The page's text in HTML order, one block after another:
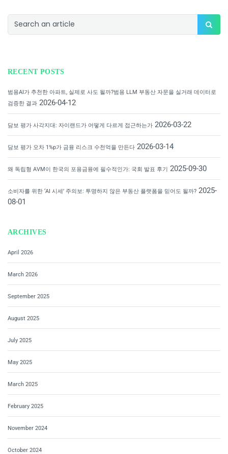
RECENT POSTS
범용AI가 추천한 아파트, 실제로 사도 될까?범용 LLM 부동산 자문을 실거래 데이터로
검증한 결과 2026-04-12
담보 평가 사각지대: 자이랜드가 어떻게 다르게 접근하는가 2026-03-22
담보 평가 오차 1%p가 금융 리스크 수천억을 만든다 2026-03-14
왜 독립형 AVM이 한국의 포용금융에 필수적인가: 국회 발표 후기 2025-09-30
소비자를 위한 ‘AI 시세’ 주의보: 투명하지 않은 부동산 플랫폼을 믿어도 될까? 2025-
08-01
ARCHIVES
April 2026
March 2026
September 2025
August 2025
July 2025
May 2025
March 2025
February 2025
November 2024
October 2024